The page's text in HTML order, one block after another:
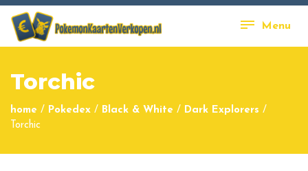
Menu
Torchic
home / Pokedex / Black & White / Dark Explorers /
Torchic